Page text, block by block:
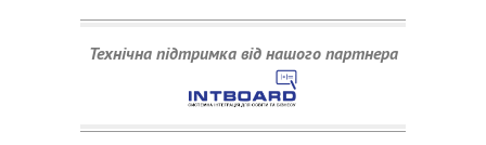
Технічна підтримка від нашого партнера